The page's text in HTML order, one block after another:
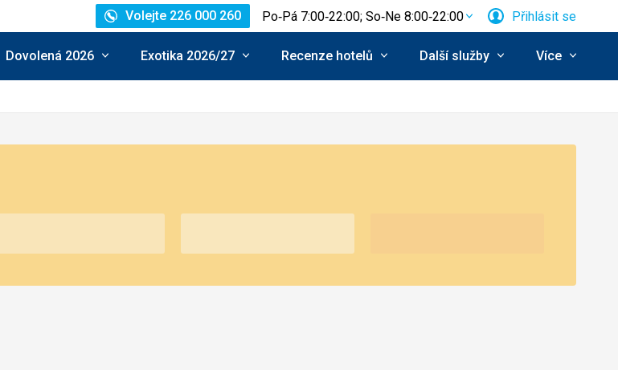
Volejte 226 000 260 Po‑Pá 7:00‑22:00; So‑Ne 8:00‑22:00 Přihlásit se
Dovolená 2026 Exotika 2026/27 Recenze hotelů Další služby Více